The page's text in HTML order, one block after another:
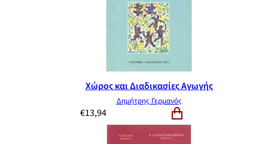
Χώρος και Διαδικασίες Αγωγής
Δημήτρης Γερμανός
€13,94